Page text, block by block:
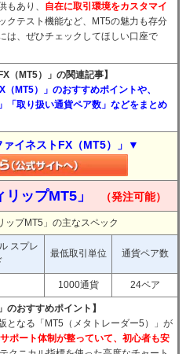
もあり、 自在に取引環境をカスタマイ
クテスト機能など、MT5の魅力も存分
は、ぜひチェックしてほしい口座で
（MT5）」の関連記事】
MT5）」のおすすめポイントや、
「取り扱い通貨ペア数」などをまとめ
イネストFX（MT5）」▼
ップMT5」 （発注可能）
ップMT5」の主なスペック
スプレ
最低取引単位 通貨ペア数
1000通貨 24ペア
のおすすめポイント】
となる「MT5（メタトレーダー5）」が
ポート体制が整っていて、初心者も安